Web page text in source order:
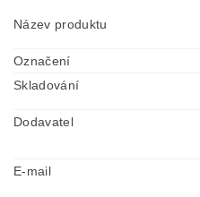
Název produktu
Označení
Skladování
Dodavatel
E-mail